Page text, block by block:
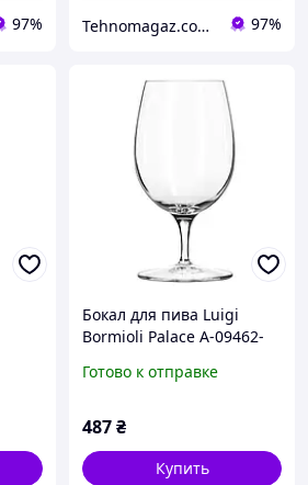
97% Tehnomagaz.com.ua - это передовой интернет-магазин, специализирующийся на продаже техники 97%
Бокал для пива Luigi
Bormioli Palace A-09462-
Готово к отправке
487₴
Купить